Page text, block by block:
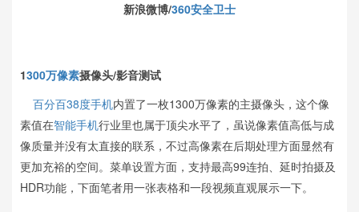
新浪微博/360安全卫士
1300万像素摄像头/影音测试
百分百38度手机内置了一枚1300万像素的主摄像头，这个像
素值在智能手机行业里也属于顶尖水平了，虽说像素值高低与成
像质量并没有太直接的联系，不过高像素在后期处理方面显然有
更加充裕的空间。菜单设置方面，支持最高99连拍、延时拍摄及
HDR功能，下面笔者用一张表格和一段视频直观展示一下。